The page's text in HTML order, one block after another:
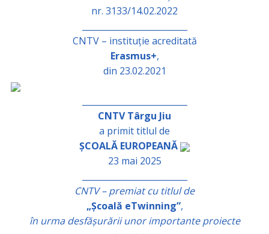
nr. 3133/14.02.2022
CNTV – instituție acreditată
Erasmus+,
din 23.02.2021
CNTV Târgu Jiu
a primit titlul de
ȘCOALĂ EUROPEANĂ
23 mai 2025
CNTV – premiat cu titlul de
„Școală eTwinning”,
în urma desfășurării unor importante proiecte